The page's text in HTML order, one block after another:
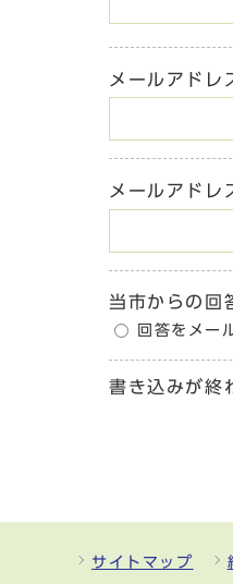
メールアドレ
メールアドレ
当市からの回
回答をメー
書き込みが終
サイトマップ